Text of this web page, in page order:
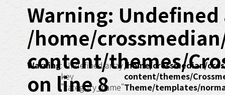
Warning:
/home/
content/themes/
on line8
Warning: Undefined array
key
"category_name"
/home/crossmedian/
content/themes/
Theme/templates/